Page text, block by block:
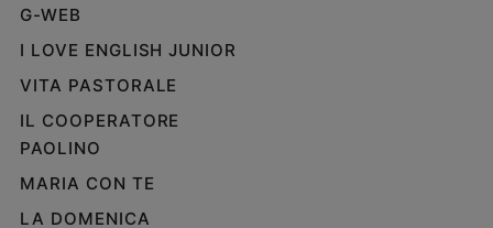
Registrati
G-WEB
I LOVE ENGLISH JUNIOR
VITA PASTORALE
IL COOPERATORE
PAOLINO
MARIA CON TE
LA DOMENICA